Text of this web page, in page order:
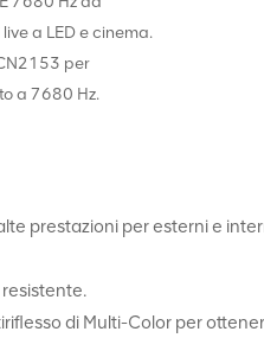
a LED e cinema.
per
a 7680 Hz.
prestazioni per esterni e
di Multi-Color per